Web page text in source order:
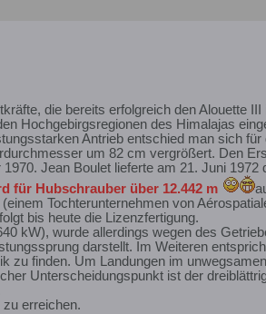
die bereits erfolgreich den Alouette
Hochgebirgsregionen des Himalajas
Antrieb entschied man sich
um 82 cm vergrößert. Den
Jean Boulet lieferte am 21. Juni
für Hubschrauber über 12.442 m
Tochterunternehmen von
bis heute die Lizenzfertigung.
kW), wurde allerdings wegen des
darstellt. Im Weiteren
zu finden. Um Landungen im
Unterscheidungspunkt ist der
erreichen.